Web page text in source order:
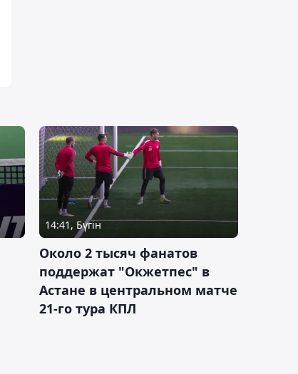
14:41, Бүгін
Около 2 тысяч фанатов
поддержат "Окжетпес" в
Астане в центральном матче
21-го тура КПЛ